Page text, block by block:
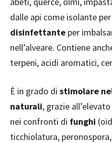
dalle api come isolante
disinfettante per
nell’alveare. Contiene
terpeni, acidi aromatici,
È in grado di stimolare
naturali, grazie
nei confronti di funghi
ticchiolatura,